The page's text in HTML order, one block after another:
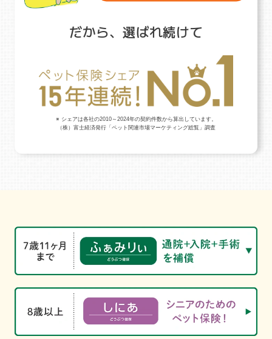
だから、選ばれ続けて
※ シェアは各社の2010～2024年の契約件数から算出しています。
（株）富士経済発行「ペット関連市場マーケティング総覧」調査